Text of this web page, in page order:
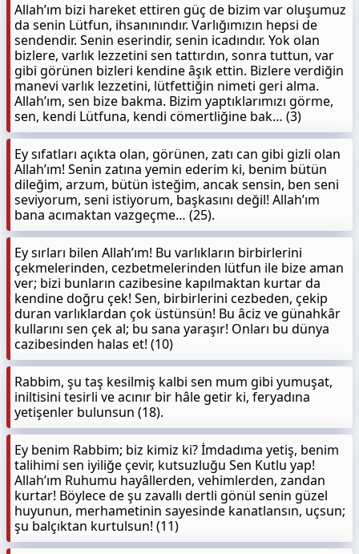
Allah’ım bizi hareket ettiren güç de bizim var oluşumuz
da senin Lütfun, ihsanınındır. Varlığımızın hepsi de
sendendir. Senin eserindir, senin icadındır. Yok olan
bizlere, varlık lezzetini sen tattırdın, sonra tuttun, var
gibi görünen bizleri kendine âşık ettin. Bizlere verdiğin
manevi varlık lezzetini, lütfettiğin nimeti geri alma.
Allah’ım, sen bize bakma. Bizim yaptıklarımızı görme,
sen, kendi Lütfuna, kendi cömertliğine bak… (3)
Ey sıfatları açıkta olan, görünen, zatı can gibi gizli olan
Allah’ım! Senin zatına yemin ederim ki, benim bütün
dileğim, arzum, bütün isteğim, ancak sensin, ben seni
seviyorum, seni istiyorum, başkasını değil! Allah’ım
bana acımaktan vazgeçme… (25).
Ey sırları bilen Allah’ım! Bu varlıkların birbirlerini
çekmelerinden, cezbetmelerinden lütfun ile bize aman
ver; bizi bunların cazibesine kapılmaktan kurtar da
kendine doğru çek! Sen, birbirlerini cezbeden, çekip
duran varlıklardan çok üstünsün! Bu âciz ve günahkâr
kullarını sen çek al; bu sana yaraşır! Onları bu dünya
cazibesinden halas et! (10)
Rabbim, şu taş kesilmiş kalbi sen mum gibi yumuşat,
iniltisini tesirli ve acınır bir hâle getir ki, feryadına
yetişenler bulunsun (18).
Ey benim Rabbim; biz kimiz ki? İmdadıma yetiş, benim
talihimi sen iyiliğe çevir, kutsuzluğu Sen Kutlu yap!
Allah’ım Ruhumu hayâllerden, vehimlerden, zandan
kurtar! Böylece de şu zavallı dertli gönül senin güzel
huyunun, merhametinin sayesinde kanatlansın, uçsun;
şu balçıktan kurtulsun! (11)